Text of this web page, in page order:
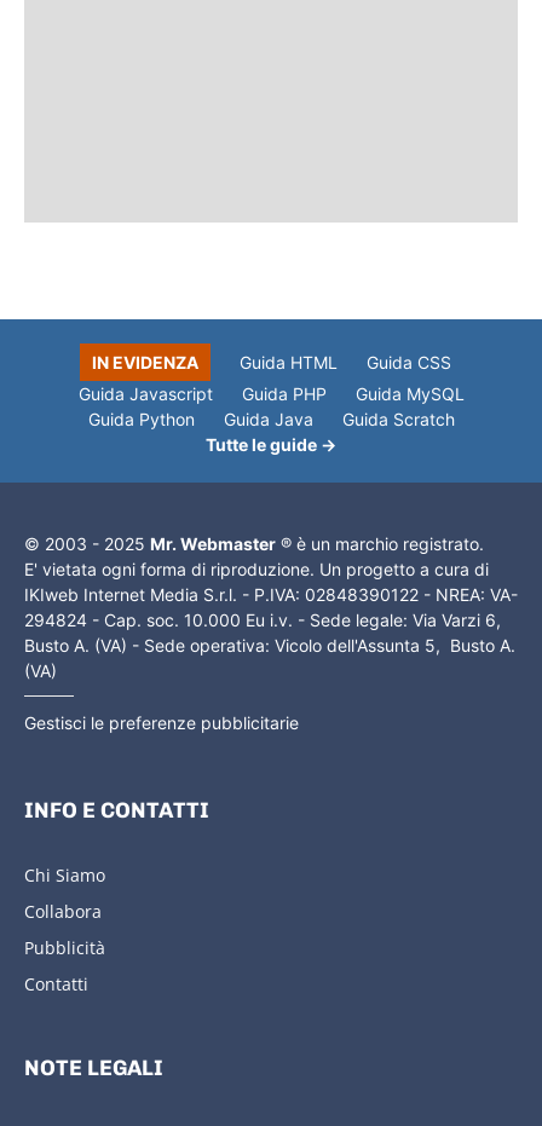
IN EVIDENZA Guida HTML
Guida CSS
Guida Javascript
Guida PHP
Guida MySQL
Guida Python
Guida Java
Guida Scratch
Tutte le guide →
© 2003 - 2025 Mr. Webmaster ® è un marchio registrato.
E' vietata ogni forma di riproduzione. Un progetto a cura di
IKIweb Internet Media S.r.l. - P.IVA: 02848390122 - NREA: VA-
294824 - Cap. soc. 10.000 Eu i.v. - Sede legale: Via Varzi 6,
Busto A. (VA) - Sede operativa: Vicolo dell'Assunta 5, Busto A.
(VA)
Gestisci le preferenze pubblicitarie
INFO E CONTATTI
Chi Siamo
Collabora
Pubblicità
Contatti
NOTE LEGALI